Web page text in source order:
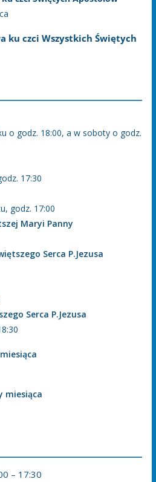
ku czci Wszystkich Świętych
o godz. 18:00, a w soboty o godz.
17:30
godz. 17:00
Maryi Panny
Serca P.Jezusa
Serca P.Jezusa
miesiąca
– 17:30